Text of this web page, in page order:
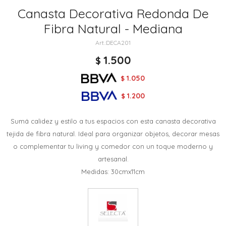
Canasta Decorativa Redonda De
Fibra Natural - Mediana
DECA201
$ 1.500
$ 1.050
$ 1.200
Sumá calidez y estilo a tus espacios con esta canasta decorativa
tejida de fibra natural. Ideal para organizar objetos, decorar mesas
o complementar tu living y comedor con un toque moderno y
artesanal.
Medidas: 30cmx11cm